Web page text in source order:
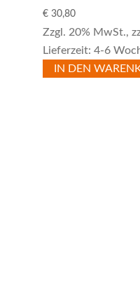
€30,80
Zzgl. 20% MwSt.,
Lieferzeit: 4-6
IN DEN